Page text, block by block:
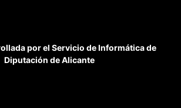
por el Servicio de Informática de
Diputación de Alicante